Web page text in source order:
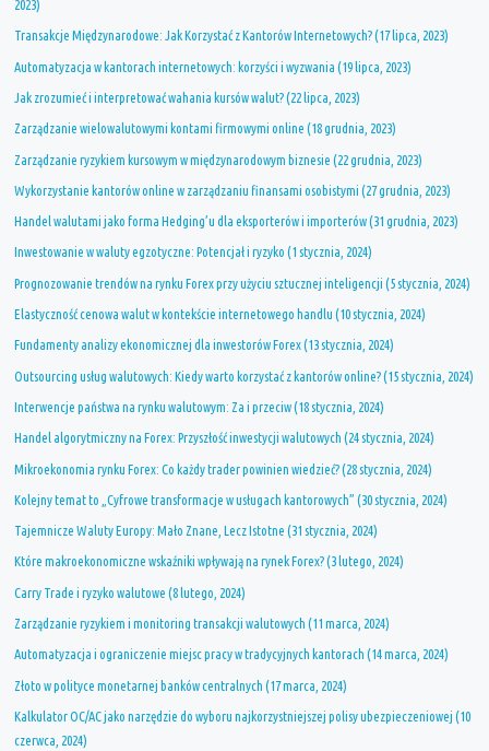
2023)
Transakcje Międzynarodowe: Jak Korzystać z Kantorów Internetowych? (17 lipca, 2023)
Automatyzacja w kantorach internetowych: korzyści i wyzwania (19 lipca, 2023)
Jak zrozumieć i interpretować wahania kursów walut? (22 lipca, 2023)
Zarządzanie wielowalutowymi kontami firmowymi online (18 grudnia, 2023)
Zarządzanie ryzykiem kursowym w międzynarodowym biznesie (22 grudnia, 2023)
Wykorzystanie kantorów online w zarządzaniu finansami osobistymi (27 grudnia, 2023)
Handel walutami jako forma Hedging’u dla eksporterów i importerów (31 grudnia, 2023)
Inwestowanie w waluty egzotyczne: Potencjał i ryzyko (1 stycznia, 2024)
Prognozowanie trendów na rynku Forex przy użyciu sztucznej inteligencji (5 stycznia, 2024)
Elastyczność cenowa walut w kontekście internetowego handlu (10 stycznia, 2024)
Fundamenty analizy ekonomicznej dla inwestorów Forex (13 stycznia, 2024)
Outsourcing usług walutowych: Kiedy warto korzystać z kantorów online? (15 stycznia, 2024)
Interwencje państwa na rynku walutowym: Za i przeciw (18 stycznia, 2024)
Handel algorytmiczny na Forex: Przyszłość inwestycji walutowych (24 stycznia, 2024)
Mikroekonomia rynku Forex: Co każdy trader powinien wiedzieć? (28 stycznia, 2024)
Kolejny temat to „Cyfrowe transformacje w usługach kantorowych” (30 stycznia, 2024)
Tajemnicze Waluty Europy: Mało Znane, Lecz Istotne (31 stycznia, 2024)
Które makroekonomiczne wskaźniki wpływają na rynek Forex? (3 lutego, 2024)
Carry Trade i ryzyko walutowe (8 lutego, 2024)
Zarządzanie ryzykiem i monitoring transakcji walutowych (11 marca, 2024)
Automatyzacja i ograniczenie miejsc pracy w tradycyjnych kantorach (14 marca, 2024)
Złoto w polityce monetarnej banków centralnych (17 marca, 2024)
Kalkulator OC/AC jako narzędzie do wyboru najkorzystniejszej polisy ubezpieczeniowej (10
czerwca, 2024)